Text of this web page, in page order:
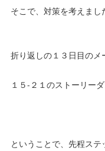
そこで、対策を考えまし
折り返しの１３日目のメ
１５-２１のストーリー
ということで、先程ステ